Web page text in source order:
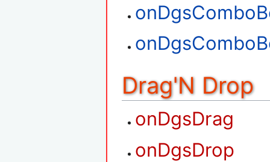
Drag'N Drop
onDgsDrag
onDgsDrop